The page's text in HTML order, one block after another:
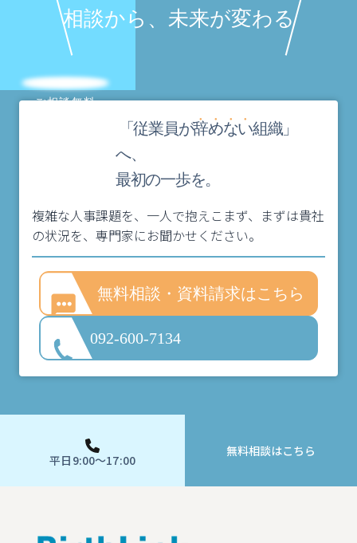
相談から、未来が変わる
ご相談無料
「従業員が辞めない組織」
へ、
最初の一歩を。
複雑な人事課題を、一人で抱えこまず、まずは貴社
の状況を、専門家にお聞かせください。
無料相談・資料請求はこちら
092-600-7134
平日9:00～17:00
無料相談はこちら